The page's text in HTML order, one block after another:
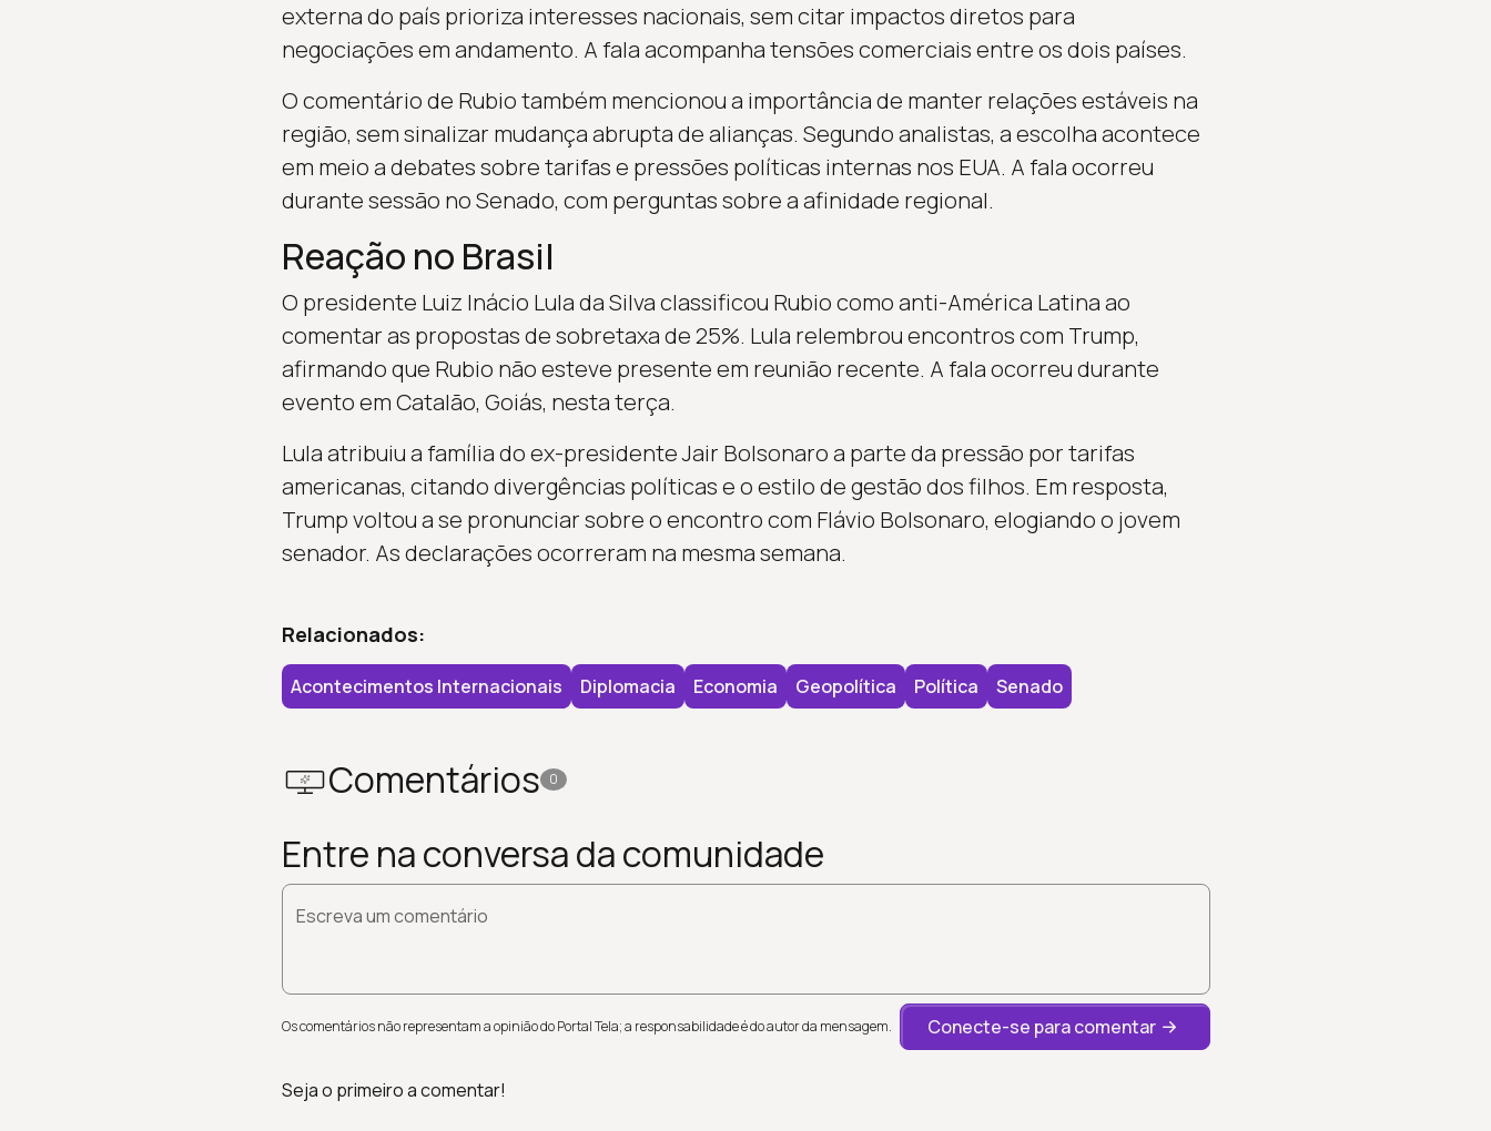
externa do país prioriza interesses nacionais, sem citar impactos diretos para
negociações em andamento. A fala acompanha tensões comerciais entre os dois países.
O comentário de Rubio também mencionou a importância de manter relações estáveis na
região, sem sinalizar mudança abrupta de alianças. Segundo analistas, a escolha acontece
em meio a debates sobre tarifas e pressões políticas internas nos EUA. A fala ocorreu
durante sessão no Senado, com perguntas sobre a afinidade regional.
Reação no Brasil
O presidente Luiz Inácio Lula da Silva classificou Rubio como anti-América Latina ao
comentar as propostas de sobretaxa de 25%. Lula relembrou encontros com Trump,
afirmando que Rubio não esteve presente em reunião recente. A fala ocorreu durante
evento em Catalão, Goiás, nesta terça.
Lula atribuiu a família do ex-presidente Jair Bolsonaro a parte da pressão por tarifas
americanas, citando divergências políticas e o estilo de gestão dos filhos. Em resposta,
Trump voltou a se pronunciar sobre o encontro com Flávio Bolsonaro, elogiando o jovem
senador. As declarações ocorreram na mesma semana.
Relacionados:
Acontecimentos Internacionais Diplomacia Economia Geopolítica Política Senado
Comentários 0
Entre na conversa da comunidade
Escreva um comentário
Os comentários não representam a opinião do Portal Tela; a responsabilidade é do autor da mensagem. Conecte-se para comentar
Seja o primeiro a comentar!